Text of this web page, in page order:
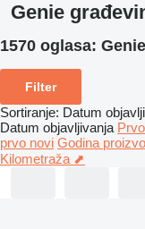
Genie
1570 oglasa:
Filter
Sortiranje: Datum
Datum objavljivanja
prvo novi Godina
Kilometraža ⬈